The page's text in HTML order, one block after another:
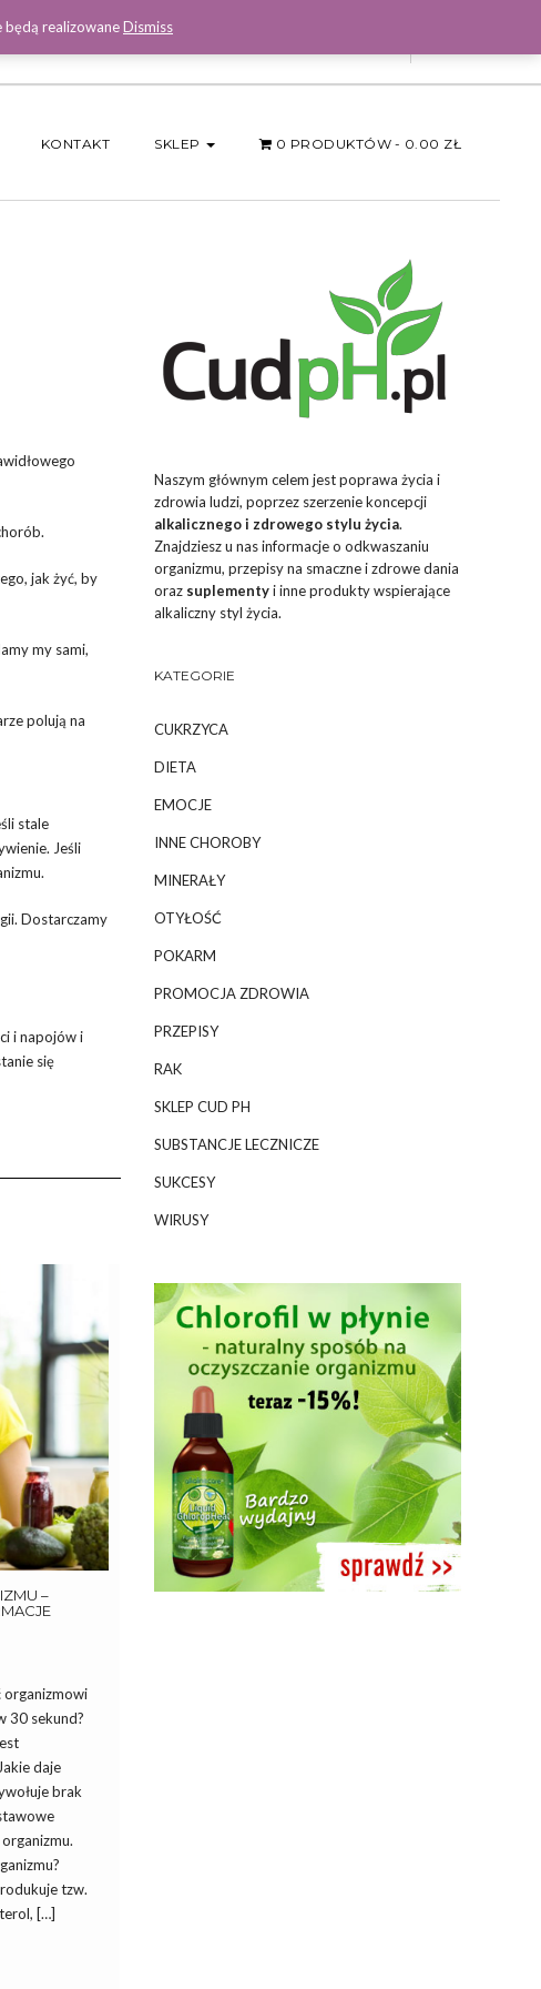
KONTAKT SKLEP 0 PRODUKTÓW 0.00 ZŁ
jak żyć, by
my sami,
polują na
stale
Jeśli
Dostarczamy
i napojów i
się
–
organizmowi
30 sekund?
daje
brak
tzw.
[…]
Naszym głównym celem jest poprawa życia i
zdrowia ludzi, poprzez szerzenie koncepcji
alkalicznego i zdrowego stylu życia.
Znajdziesz u nas informacje o odkwaszaniu
organizmu, przepisy na smaczne i zdrowe dania
oraz suplementyi inne produkty wspierające
alkaliczny styl życia.
KATEGORIE
CUKRZYCA
DIETA
EMOCJE
INNE CHOROBY
MINERAŁY
OTYŁOŚĆ
POKARM
PROMOCJA ZDROWIA
PRZEPISY
RAK
SKLEP CUD PH
SUBSTANCJE LECZNICZE
SUKCESY
WIRUSY
będą realizowaneDismiss